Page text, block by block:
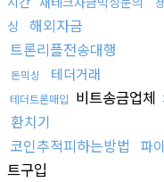
싱
해외자금
트론리플전송대행
돈믹싱 테더거래
테더트론매입 비트송금업체
환치기
코인추적피하는방법
파
트구입